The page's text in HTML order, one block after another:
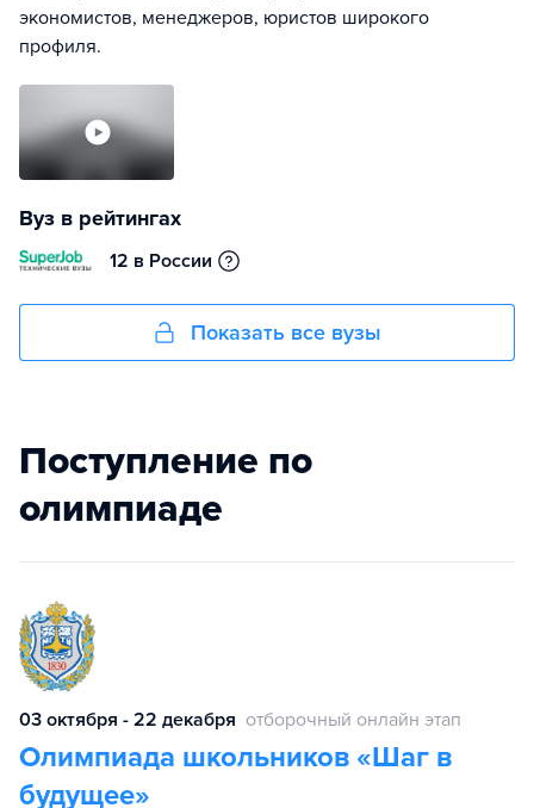
экономистов, менеджеров, юристов широкого
профиля.
Вуз в рейтингах
12 в России
Показать все вузы
Поступление по
олимпиаде
03 октября - 22 декабря отборочный онлайн этап
Олимпиада школьников «Шаг в
будущее»